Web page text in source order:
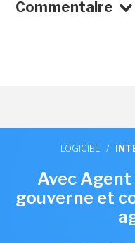
Commentaire
LOGICIEL /
Avec
gouverne et